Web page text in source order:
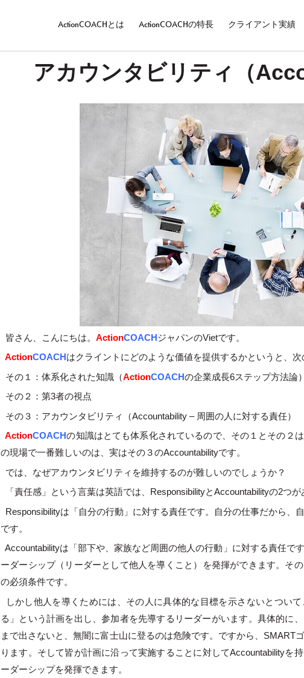
ActionCOACHとは ActionCOACHの特長 クライアント実績
アカウンタビリティ（
皆さん、こんにちは。 ActionCOACHジャパンのVietです。
ActionCOACHはクライントにどのような価値を提供するかというと、次
その１：体系化された知識（ActionCOACHの企業成長6ステップ方法論）
その２：第3者の視点
その３：アカウンタビリティ（Accountability – 周囲の人に対する責任）
ActionCOACHの知識はとても体系化されているので、その１とその２
の現場で一番難しいのは、実はその３のAccountabilityです。
では、なぜアカウンタビリティを維持するのが難しいのでしょうか？
「責任感」という言葉は英語では、ResponsibilityとAccountabilityの2つが
Responsibilityは「自分の行動」に対する責任です。自分の仕事だから、
です。
Accountabilityは「部下や、家族など周囲の他人の行動」に対する責任で
ーダーシップ（リーダーとして他人を導くこと）を発揮ができます。そ
の必須条件です。
しかし他人を導くためには、その人に具体的な目標を示さないとつい
る」という計画を出し、参加者を先導するリーダーがいます。具体的に
まで出さないと、無闇に富士山に登るのは危険です。ですから、SMART
ります。そして皆が計画に沿って実施することに対してAccountabilityを
ーダーシップを発揮できます。